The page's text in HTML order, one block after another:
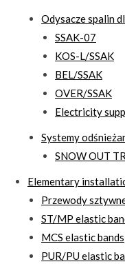
Odysacze spalin
SSAK-07
KOS-L/SSAK
BEL/SSAK
OVER/SSAK
Electricity
Systemy
SNOW OUT
Elementary
Przewody
ST/MP elastic
MCS elastic bands
PUR/PU elastic